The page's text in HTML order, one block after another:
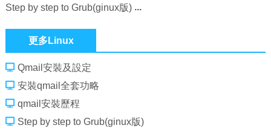
Step by step to Grub(ginux版)
更多Linux
Qmail安裝及設定
安裝qmail全套功略
qmail安裝歷程
Step by step to Grub(ginux版)